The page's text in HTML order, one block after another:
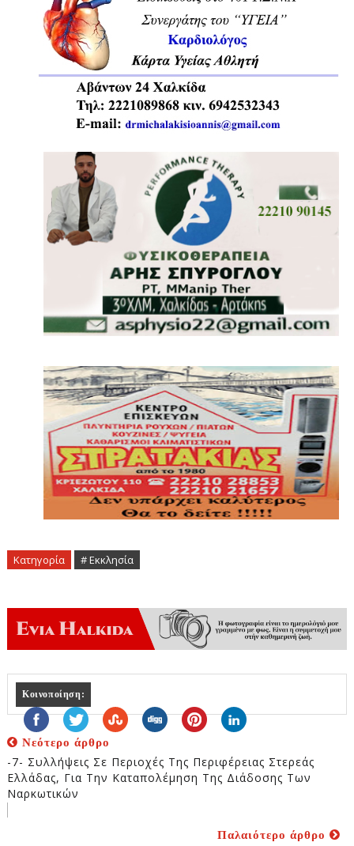
Κατηγορία # Εκκλησία
Κοινοποίηση:
Νεότερο άρθρο
-7- Συλλήψεις Σε Περιοχές Της Περιφέρειας Στερεάς
Ελλάδας, Για Την Καταπολέμηση Της Διάδοσης Των
Ναρκωτικών
Παλαιότερο άρθρο